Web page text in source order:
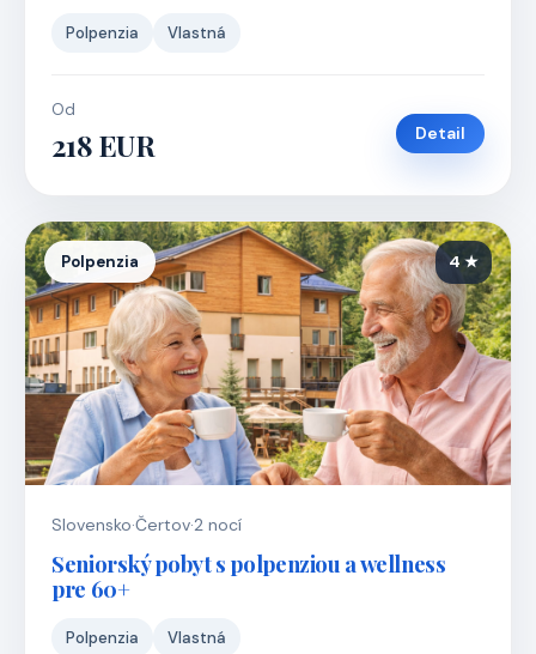
Polpenzia Vlastná
Od
218 EUR Detail
Polpenzia 4 ★
Slovensko·Čertov·2 nocí
Seniorský pobyt s polpenziou a wellness
pre 60+
Polpenzia Vlastná